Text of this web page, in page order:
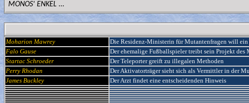
MONOS' ENKEL ...
Moharion Mawrey
Die Residenz-Ministerin für Mutantenfragen will
Falo Gause
Der ehemalige Fußballspieler treibt sein Projekt des
Startac Schroeder
Der Teleporter greift zu illegalen Methoden
Perry Rhodan
Der Aktivatorträger sieht sich als Vermittler in der
James Buckley
Der Arzt findet eine entscheidenden Hinweis